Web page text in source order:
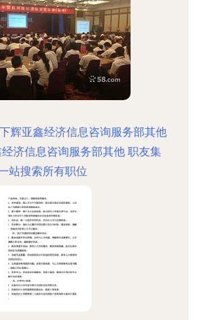
辉亚鑫经济信息咨询服务部其他
济信息咨询服务部其他 职友集
站搜索所有职位